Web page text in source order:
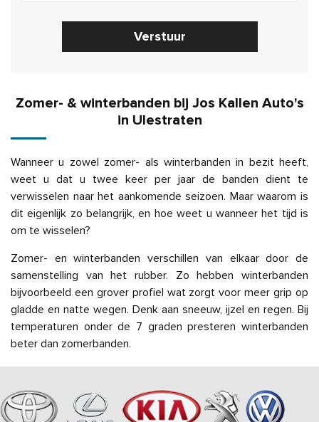
Verstuur
Zomer- & winterbanden bij Jos Kallen Auto's
in Ulestraten
Wanneer u zowel zomer- als winterbanden in bezit heeft,
weet u dat u twee keer per jaar de banden dient te
verwisselen naar het aankomende seizoen. Maar waarom is
dit eigenlijk zo belangrijk, en hoe weet u wanneer het tijd is
om te wisselen?
Zomer- en winterbanden verschillen van elkaar door de
samenstelling van het rubber. Zo hebben winterbanden
bijvoorbeeld een grover profiel wat zorgt voor meer grip op
gladde en natte wegen. Denk aan sneeuw, ijzel en regen. Bij
temperaturen onder de 7 graden presteren winterbanden
beter dan zomerbanden.